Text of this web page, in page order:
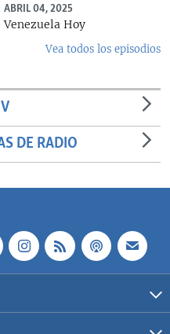
ABRIL 04, 2025
Venezuela Hoy
Vea todos los episodios
DE RADIO